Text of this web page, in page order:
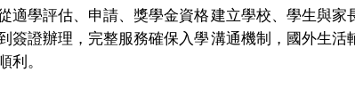
適學評估、申請、獎學金資格
簽證辦理，完整服務確保入學
利。
建立學校、學生與家
溝通機制​，國外生活